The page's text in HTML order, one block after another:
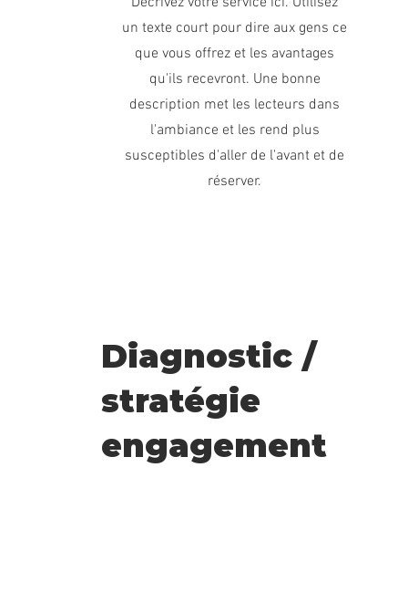
un texte court pour dire aux gens ce
que vous offrez et les avantages
qu'ils recevront. Une bonne
description met les lecteurs dans
l'ambiance et les rend plus
susceptibles d'aller de l'avant et de
réserver.
Diagnostic /
stratégie
engagement